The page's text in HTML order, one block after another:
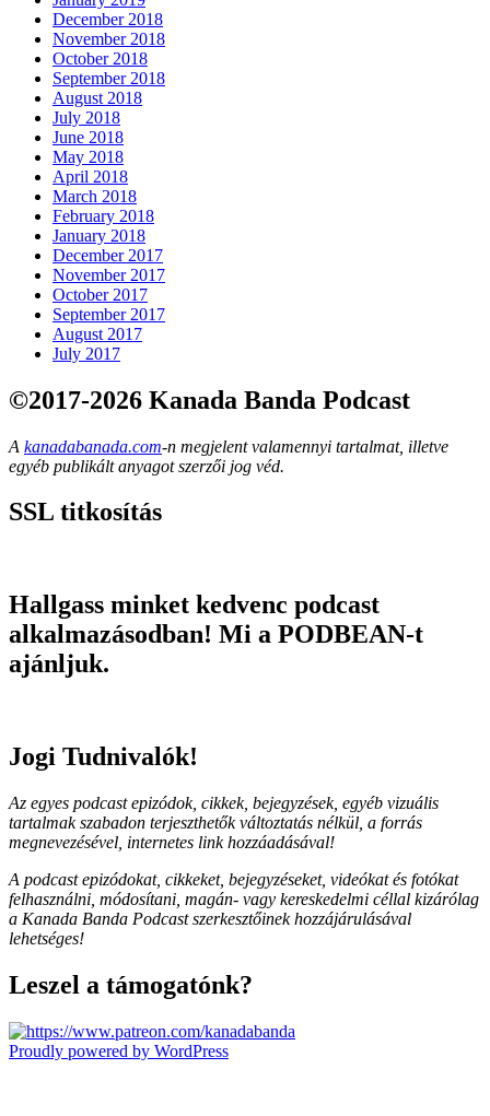
December 2018
November 2018
October 2018
September 2018
August 2018
July 2018
June 2018
May 2018
April 2018
March 2018
February 2018
January 2018
December 2017
November 2017
October 2017
September 2017
August 2017
July 2017
©2017-2026 Kanada Banda Podcast
A kanadabanada.com-n megjelent valamennyi tartalmat, illetve
egyéb publikált anyagot szerzői jog véd.
SSL titkosítás
Hallgass minket kedvenc podcast
alkalmazásodban! Mi a PODBEAN-t
ajánljuk.
Jogi Tudnivalók!
Az egyes podcast epizódok, cikkek, bejegyzések, egyéb vizuális
tartalmak szabadon terjeszthetők változtatás nélkül, a forrás
megnevezésével, internetes link hozzáadásával!
A podcast epizódokat, cikkeket, bejegyzéseket, videókat és fotókat
felhasználni, módosítani, magán- vagy kereskedelmi céllal kizárólag
a Kanada Banda Podcast szerkesztőinek hozzájárulásával
lehetséges!
Leszel a támogatónk?
Proudly powered by WordPress